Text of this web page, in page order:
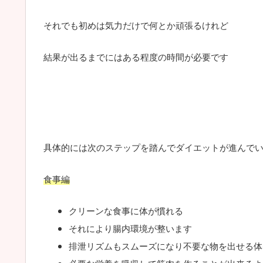
それでも初めは気力だけで何とか頑張るけれど
結果が出るまでにはある程度の時間が必要です
具体的には次のステップを踏んでダイエットが進んで
食事編
クリーンな食事に体が慣れる
それにより腸内環境が整います
排泄リズムもスムーズになり不要な物を出せる